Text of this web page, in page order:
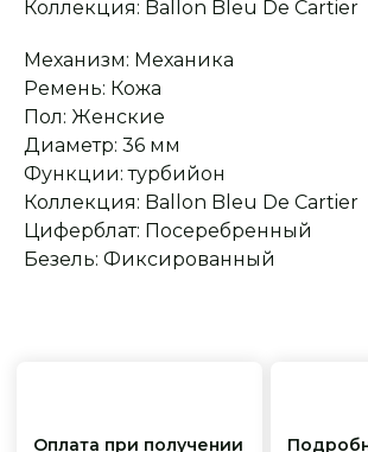
Коллекция: Ballon Bleu De Cartier
Механизм: Механика
Ремень: Кожа
Пол: Женские
Диаметр: 36 мм
Функции: турбийон
Коллекция: Ballon Bleu De Cartier
Циферблат: Посеребренный
Безель: Фиксированный
распространяется
обязательства
Реплики только